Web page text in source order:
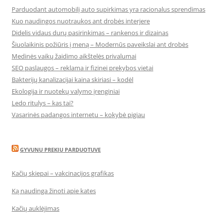
Parduodant automobilį auto supirkimas yra racionalus sprendimas
Kuo naudingos nuotraukos ant drobės interjere
Didelis vidaus durų pasirinkimas – rankenos ir dizainas
Šiuolaikinis požiūris į meną – Modernūs paveikslai ant drobės
Medinės vaikų žaidimo aikštelės privalumai
SEO paslaugos – reklama ir fizinei prekybos vietai
Bakterijų kanalizacijai kaina skiriasi – kodėl
Ekologija ir nuotekų valymo įrenginiai
Ledo ritulys – kas tai?
Vasarinės padangos internetu – kokybė pigiau
GYVUNU PREKIU PARDUOTUVE
Kačių skiepai – vakcinacijos grafikas
Ką naudinga žinoti apie kates
Kačių auklėjimas